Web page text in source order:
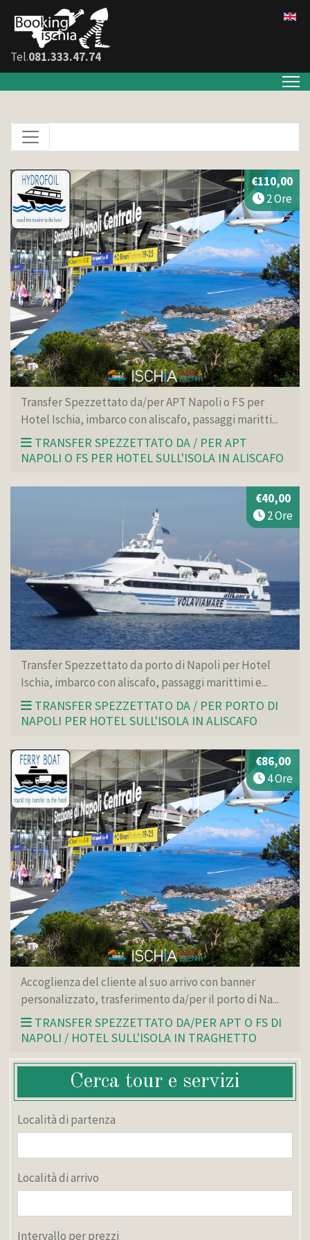
Tel.081.333.47.74
Transfer Spezzettato da/per APT Napoli o FS per
Hotel Ischia, imbarco con aliscafo, passaggi maritti...
TRANSFER SPEZZETTATO DA / PER APT
NAPOLI O FS PER HOTEL SULL'ISOLA IN ALISCAFO
€110,00
2 Ore
Transfer Spezzettato da porto di Napoli per Hotel
Ischia, imbarco con aliscafo, passaggi marittimi e...
TRANSFER SPEZZETTATO DA / PER PORTO DI
NAPOLI PER HOTEL SULL'ISOLA IN ALISCAFO
€40,00
2 Ore
Accoglienza del cliente al suo arrivo con banner
personalizzato, trasferimento da/per il porto di Na...
TRANSFER SPEZZETTATO DA/PER APT O FS DI
NAPOLI / HOTEL SULL'ISOLA IN TRAGHETTO
€86,00
4 Ore
Cerca tour e servizi
Località di partenza
Località di arrivo
Intervallo per prezzi